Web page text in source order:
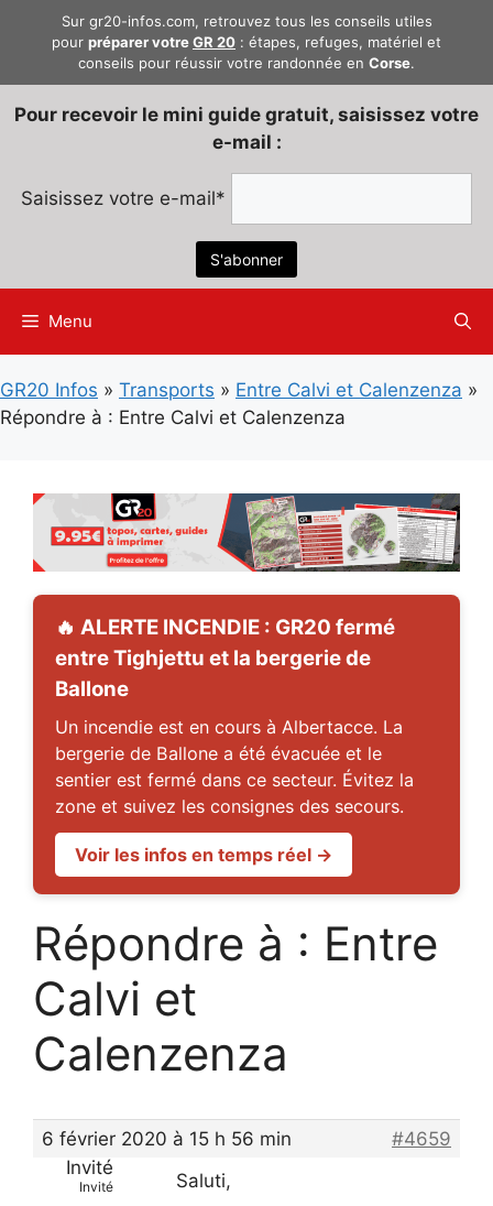
Sur gr20-infos.com, retrouvez tous les conseils utiles
pour préparer votreGR 20 : étapes, refuges, matériel et
conseils pour réussir votre randonnée en Corse.
Pour recevoir le mini guide gratuit, saisissez votre
e-mail :
Saisissez votre e-mail*
Menu
GR20 Infos » Transports » Entre Calvi et Calenzenza »
Répondre à : Entre Calvi et Calenzenza
🔥 ALERTE INCENDIE : GR20 fermé
entre Tighjettu et la bergerie de
Ballone
Un incendie est en cours à Albertacce. La
bergerie de Ballone a été évacuée et le
sentier est fermé dans ce secteur. Évitez la
zone et suivez les consignes des secours.
Voir les infos en temps réel →
Répondre à : Entre
Calvi et
Calenzenza
6 février 2020 à 15 h 56 min
#4659
Invité
Invité
Saluti,